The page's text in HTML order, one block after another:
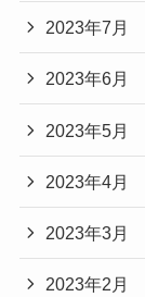
2023年7月
2023年6月
2023年5月
2023年4月
2023年3月
2023年2月